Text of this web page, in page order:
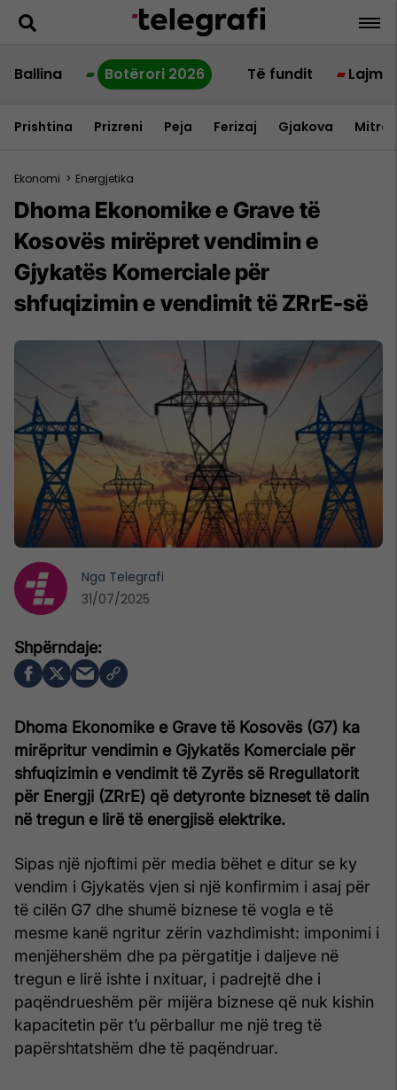
Ballina Botërori 2026 Të fundit Lajme
Prishtina Prizreni Peja Ferizaj Gjakova
Ekonomi > Energjetika
Dhoma Ekonomike e Grave të
Kosovës mirëpret vendimin e
Gjykatës Komerciale për
shfuqizimin e vendimit të ZRrE-së
Dhoma Ekonomike e Grave të Kosovës (G7) ka
mirëpritur vendimin e Gjykatës Komerciale për
shfuqizimin e vendimit të Zyrës së Rregullatorit
për Energji (ZRrE) që detyronte bizneset të dalin
në tregun e lirë të energjisë elektrike.
Sipas një njoftimi për media bëhet e ditur se ky
vendim i Gjykatës vjen si një konfirmim i asaj për
të cilën G7 dhe shumë biznese të vogla e të
mesme kanë ngritur zërin vazhdimisht: imponimi i
menjëhershëm dhe pa përgatitje i daljeve në
tregun e lirë ishte i nxituar, i padrejtë dhe i
paqëndrueshëm për mijëra biznese që nuk kishin
kapacitetin për t’u përballur me një treg të
papërshtatshëm dhe të paqëndruar.
Nga Telegrafi
31/07/2025